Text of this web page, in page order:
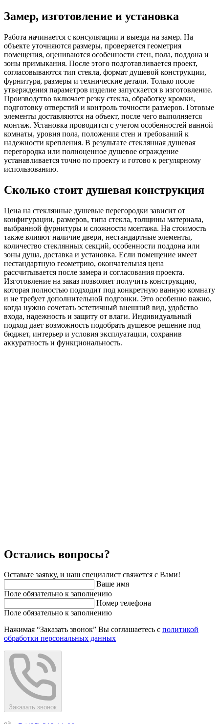
Замер, изготовление и установка
Работа начинается с консультации и выезда на замер. На
объекте уточняются размеры, проверяется геометрия
помещения, оцениваются особенности стен, пола, поддона и
зоны примыкания. После этого подготавливается проект,
согласовываются тип стекла, формат душевой конструкции,
фурнитура, размеры и технические детали. Только после
утверждения параметров изделие запускается в изготовление.
Производство включает резку стекла, обработку кромки,
подготовку отверстий и контроль точности размеров. Готовые
элементы доставляются на объект, после чего выполняется
монтаж. Установка проводится с учетом особенностей ванной
комнаты, уровня пола, положения стен и требований к
надежности крепления. В результате стеклянная душевая
перегородка или полноценное душевое ограждение
устанавливается точно по проекту и готово к регулярному
использованию.
Сколько стоит душевая конструкция
Цена на стеклянные душевые перегородки зависит от
конфигурации, размеров, типа стекла, толщины материала,
выбранной фурнитуры и сложности монтажа. На стоимость
также влияют наличие двери, нестандартные элементы,
количество стеклянных секций, особенности поддона или
зоны душа, доставка и установка. Если помещение имеет
нестандартную геометрию, окончательная цена
рассчитывается после замера и согласования проекта.
Изготовление на заказ позволяет получить конструкцию,
которая полностью подходит под конкретную ванную комнату
и не требует дополнительной подгонки. Это особенно важно,
когда нужно сочетать эстетичный внешний вид, удобство
входа, надежность и защиту от влаги. Индивидуальный
подход дает возможность подобрать душевое решение под
бюджет, интерьер и условия эксплуатации, сохранив
аккуратность и функциональность.
Остались вопросы?
Оставьте заявку, и наш специалист свяжется с Вами!
Ваше имя
Поле обязательно к заполнению
Номер телефона
Поле обязательно к заполнению
Нажимая “Заказать звонок” Вы соглашаетесь с политикой
обработки персональных данных
Заказать звонок